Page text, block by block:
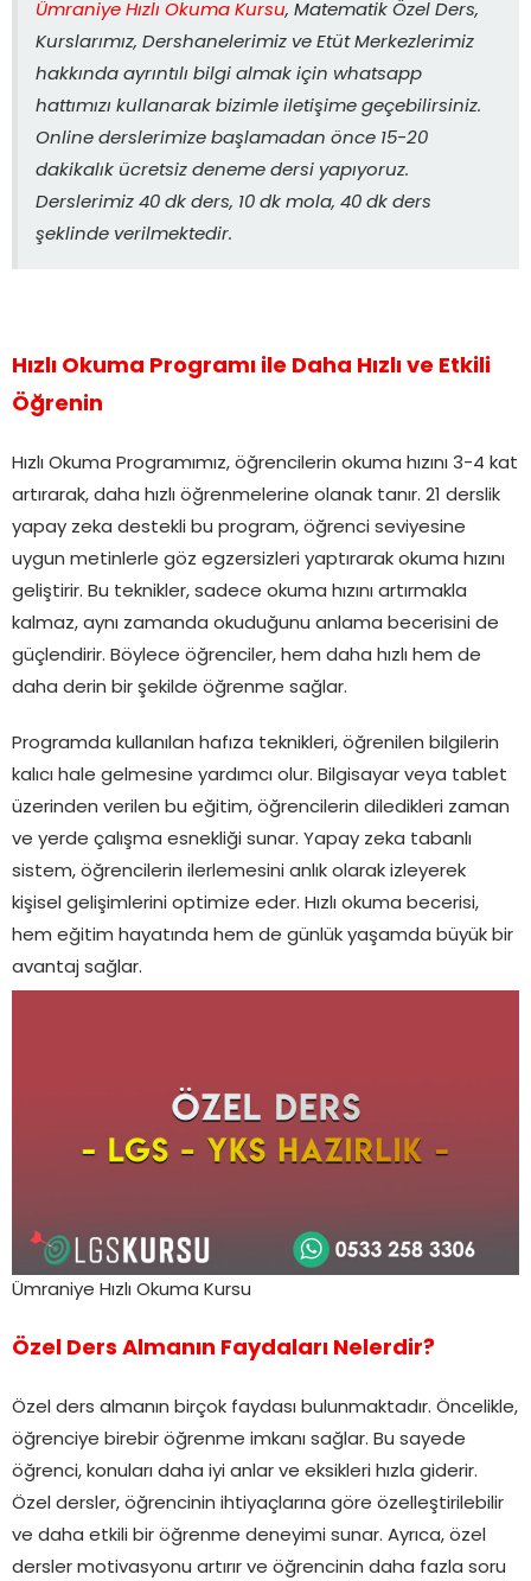
Ümraniye Hızlı Okuma Kursu, Matematik Özel Ders,
Kurslarımız, Dershanelerimiz ve Etüt Merkezlerimiz
hakkında ayrıntılı bilgi almak için whatsapp
hattımızı kullanarak bizimle iletişime geçebilirsiniz.
Online derslerimize başlamadan önce 15-20
dakikalık ücretsiz deneme dersi yapıyoruz.
Derslerimiz 40 dk ders, 10 dk mola, 40 dk ders
şeklinde verilmektedir.
Hızlı Okuma Programı ile Daha Hızlı ve Etkili
Öğrenin
Hızlı Okuma Programımız, öğrencilerin okuma hızını 3-4 kat
artırarak, daha hızlı öğrenmelerine olanak tanır. 21 derslik
yapay zeka destekli bu program, öğrenci seviyesine
uygun metinlerle göz egzersizleri yaptırarak okuma hızını
geliştirir. Bu teknikler, sadece okuma hızını artırmakla
kalmaz, aynı zamanda okuduğunu anlama becerisini de
güçlendirir. Böylece öğrenciler, hem daha hızlı hem de
daha derin bir şekilde öğrenme sağlar.
Programda kullanılan hafıza teknikleri, öğrenilen bilgilerin
kalıcı hale gelmesine yardımcı olur. Bilgisayar veya tablet
üzerinden verilen bu eğitim, öğrencilerin diledikleri zaman
ve yerde çalışma esnekliği sunar. Yapay zeka tabanlı
sistem, öğrencilerin ilerlemesini anlık olarak izleyerek
kişisel gelişimlerini optimize eder. Hızlı okuma becerisi,
hem eğitim hayatında hem de günlük yaşamda büyük bir
avantaj sağlar.
Ümraniye Hızlı Okuma Kursu
Özel Ders Almanın Faydaları Nelerdir?
Özel ders almanın birçok faydası bulunmaktadır. Öncelikle,
öğrenciye birebir öğrenme imkanı sağlar. Bu sayede
öğrenci, konuları daha iyi anlar ve eksikleri hızla giderir.
Özel dersler, öğrencinin ihtiyaçlarına göre özelleştirilebilir
ve daha etkili bir öğrenme deneyimi sunar. Ayrıca, özel
dersler motivasyonu artırır ve öğrencinin daha fazla soru